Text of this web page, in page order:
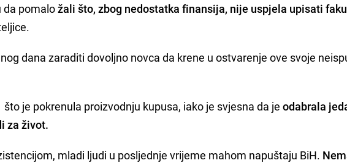
da pomaložali što, zbog nedostatka finansija, nije uspjela upisati
dana zaraditi dovoljno novca da krene u ostvarenje ove svoje
što je pokrenula proizvodnju kupusa, iako je svjesna da jeodabrala
za život.
mladi ljudi u posljednje vrijeme mahom napuštaju BiH.